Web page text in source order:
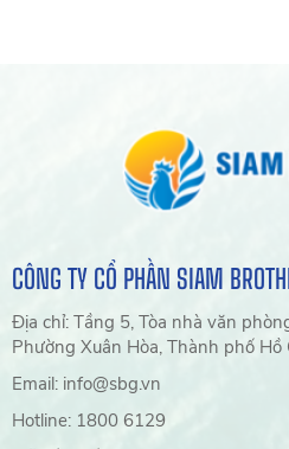
CÔNG TY CỔ PHẦN SIAM
Địa chỉ: Tầng 5, Tòa nhà văn
Phường Xuân Hòa, Thành phố Hồ
Email: info@sbg.vn
Hotline: 1800 6129